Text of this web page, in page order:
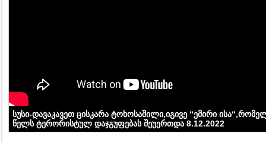
სუსი-დავაკავეთ ცისკარა ტოხოსაშილი,იგივე “ემირი
წელს ტერორისტულ დაჯგუფებას შეუერთდა 8.12.2022